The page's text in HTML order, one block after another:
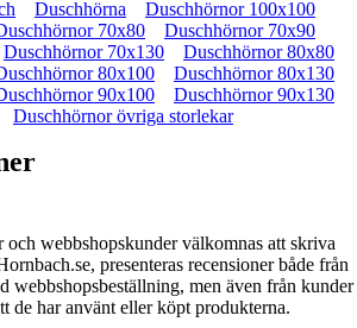
Duschhörna
Duschhörnor 100x100
70x80
Duschhörnor 70x90
Duschhörnor 70x130
Duschhörnor 80x80
80x100
Duschhörnor 80x130
90x100
Duschhörnor 90x130
Duschhörnor övriga storlekar
och webbshopskunder välkomnas att skriva
presenteras recensioner både från
webbshopsbeställning, men även från kunder
de har använt eller köpt produkterna.